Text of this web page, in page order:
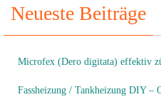
Neueste Beiträge
Microfex (Dero digitata) effektiv
Fassheizung / Tankheizung DIY –